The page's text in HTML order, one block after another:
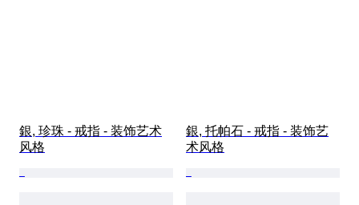
銀, 珍珠 - 戒指 - 装饰艺术
风格
銀, 托帕石 - 戒指 - 装饰艺
术风格